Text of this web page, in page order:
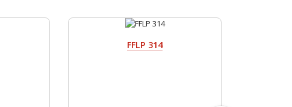
FFLP 314